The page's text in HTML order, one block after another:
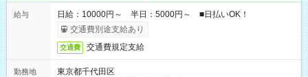
給与
日給：10000円～ 半日：5000円～ ■日払いOK！
交通費別途支給あり
交通費 交通費規定支給
勤務地
東京都千代田区